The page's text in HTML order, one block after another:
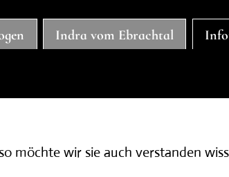
Indra vom Ebrachtal
möchte wir sie auch verstanden